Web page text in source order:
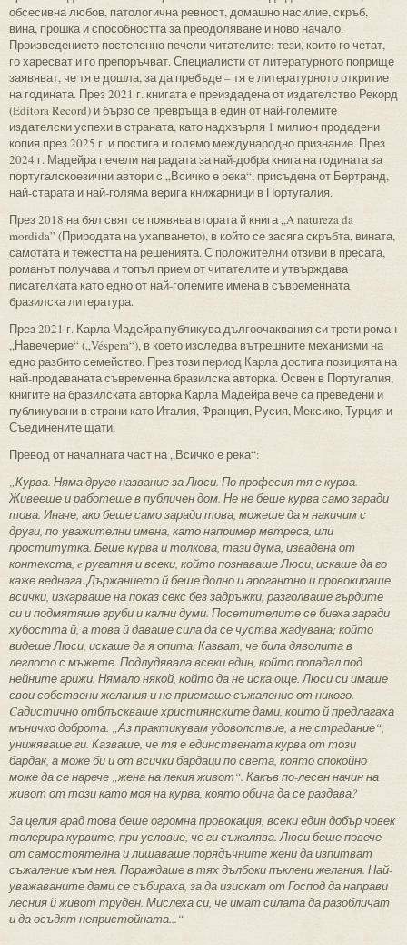
обсесивна любов, патологична ревност, домашно насилие, скръб,
вина, прошка и способността за преодоляване и ново начало.
Произведението постепенно печели читателите: тези, които го четат,
го харесват и го препоръчват. Специалисти от литературното поприще
заявяват, че тя е дошла, за да пребъде – тя е литературното откритие
на годината. През 2021 г. книгата е преиздадена от издателство Рекорд
(Editora Record) и бързо се превръща в един от най-големите
издателски успехи в страната, като надхвърля 1 милион продадени
копия през 2025 г. и постига и голямо международно признание. През
2024 г. Мадейра печели наградата за най-добра книга на годината за
португалскоезични автори с „Всичко е река“, присъдена от Бертранд,
най-старата и най-голяма верига книжарници в Португалия.
През 2018 на бял свят се появява втората й книга „A natureza da
mordida” (Природата на ухапването), в който се засяга скръбта, вината,
самотата и тежестта на решенията. С положителни отзиви в пресата,
романът получава и топъл прием от читателите и утвърждава
писателката като едно от най-големите имена в съвременната
бразилска литература.
През 2021 г. Карла Мадейра публикува дългоочаквания си трети роман
„Навечерие“ („Véspera“), в което изследва вътрешните механизми на
едно разбито семейство. През този период Карла достига позицията на
най-продаваната съвременна бразилска авторка. Освен в Португалия,
книгите на бразилската авторка Карла Мадейра вече са преведени и
публикувани в страни като Италия, Франция, Русия, Мексико, Турция и
Съединените щати.
Превод от началната част на „Всичко е река“:
„Курва. Няма друго название за Люси. По професия тя е курва.
Живееше и работеше в публичен дом. Не не беше курва само заради
това. Иначе, ако беше само заради това, можеше да я накичим с
други, по-уважителни имена, като например метреса, или
проститутка. Беше курва и толкова, тази дума, извадена от
контекста, e ругатня и всеки, който познаваше Люси, искаше да го
каже веднага. Държанието й беше долно и арогантно и провокираше
всички, изкарваше на показ секс без задръжки, разголваше гърдите
си и подмятяше груби и кални думи. Посетителите се биеха заради
хубостта й, атова й даваше сила да се чуства жадувана; който
видеше Люси, искаше да я опита. Казват, че била дяволита в
леглото с мъжете. Подлудявала всеки един, който попадал под
нейните грижи. Нямало някой, който да не иска още.Люси си имаше
свои собствени желания и не приемаше съжаление от никого.
Cадистично отблъскваше християнските дами, които й предлагаха
мъничко доброта. „Аз практикувам удоволствие, а не страдание“,
унижяваше ги. Казваше, че тя е единствената курва от този
бардак, а може би и от всички бардаци по света, която спокойно
може да се нарече „жена на лекия живот“. Какъв по-лесен начин на
живот от този като моя на курва, която обича да се раздава?
За целия град това беше огромна провокация, всеки един добър човек
толерира курвите, при условие, че ги съжалява. Люси беше повече
от самостоятелна и лишаваше порядъчните жени да изпитват
съжаление към нея. Пораждаше в тях дълбоки пъклени желания. Най-
уважаваните дами се събираха, за да изискат от Господ да направи
лесния й живот труден. Мислеха си, че имат силата да разобличат
и да осъдят непристойната...“